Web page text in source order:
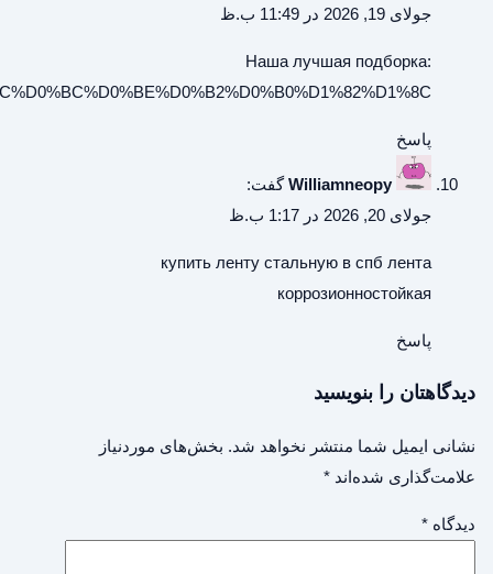
https://slovarsbor.ru/w/